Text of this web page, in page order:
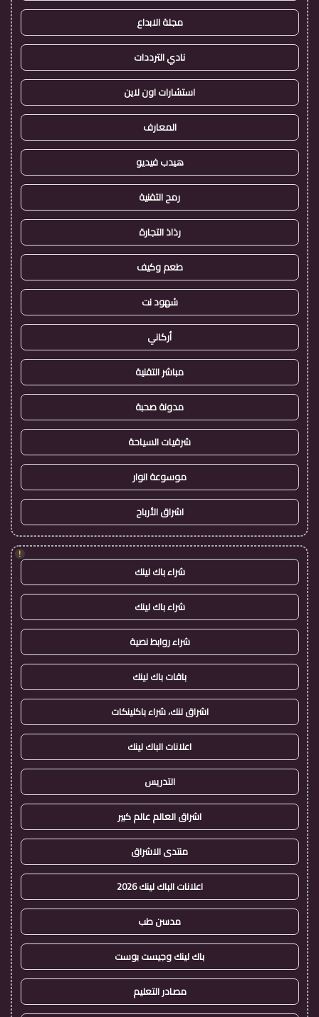
مجلة الابداع
نادي الترددات
استشارات اون لاين
المعارف
هيدب فيديو
رمح التقنية
رذاذ التجارة
طعم وكيف
شهود نت
أركاني
مباشر التقنية
مدونة صحبة
شرقيات السياحة
موسوعة انوار
اشراق الأرباح
!
شراء باك لينك
شراء باك لينك
شراء روابط نصية
باقات باك لينك
اشراق لنك، شراء باكلينكات
اعلانات الباك لينك
التدريس
اشراق العالم عالم كبير
منتدى الاشراق
اعلانات الباك لينك 2026
مدسن طب
باك لينك وجيست بوست
مصادر التعليم